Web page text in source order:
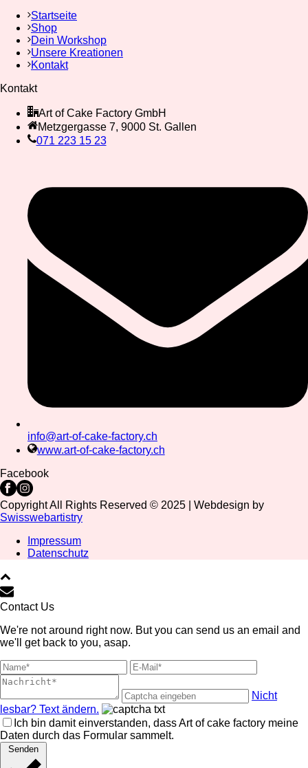
Startseite
Shop
Dein Workshop
Unsere Kreationen
Kontakt
Kontakt
Art of Cake Factory GmbH
Metzgergasse 7, 9000 St. Gallen
071 223 15 23
info@art-of-cake-factory.ch
www.art-of-cake-factory.ch
Facebook
Copyright All Rights Reserved © 2025 | Webdesign by
Swisswebartistry
Impressum
Datenschutz
Contact Us
We're not around right now. But you can send us an email and
we'll get back to you, asap.
Nicht
lesbar? Text ändern.
Ich bin damit einverstanden, dass Art of cake factory meine
Daten durch das Formular sammelt.
Senden